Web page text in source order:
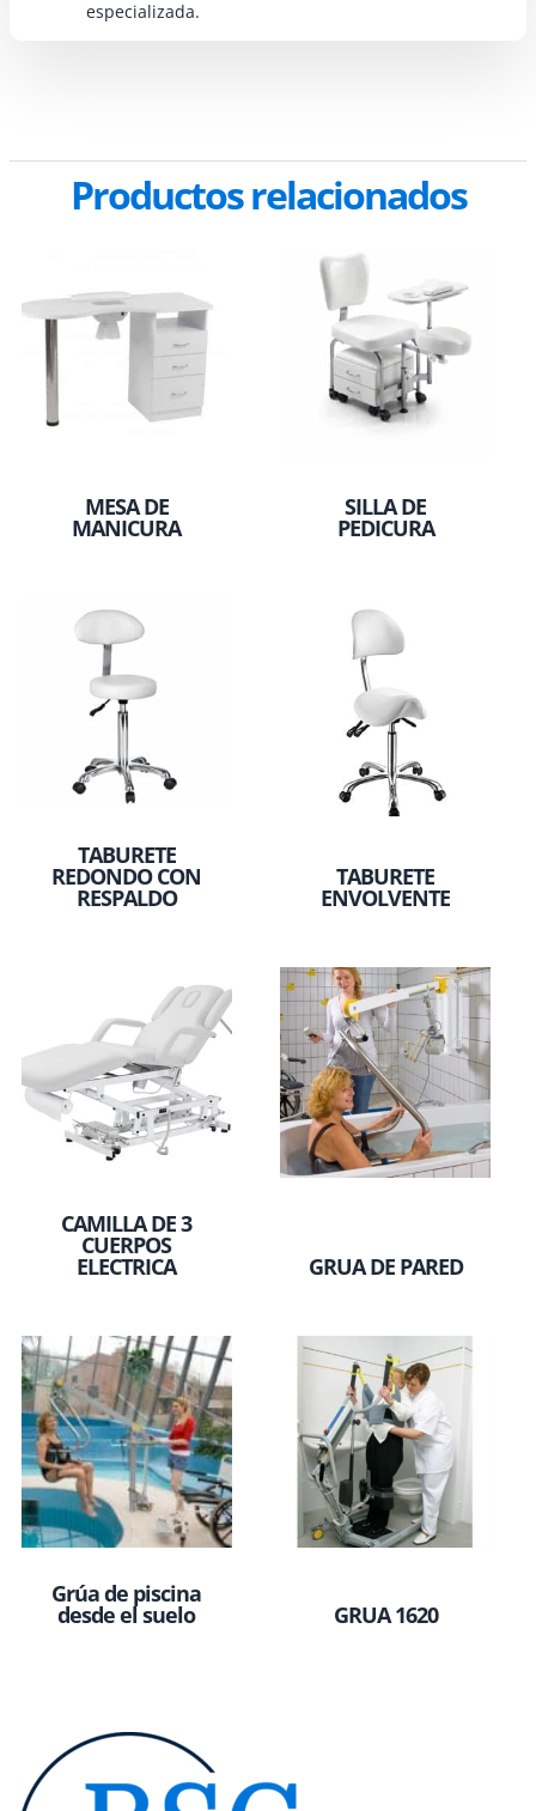
especializada.
Productos relacionados
MESA DE
MANICURA
SILLA DE
PEDICURA
TABURETE
REDONDO CON
RESPALDO
TABURETE
ENVOLVENTE
CAMILLA DE 3
CUERPOS
ELECTRICA GRUA DE PARED
Grúa de piscina
desde el suelo GRUA 1620